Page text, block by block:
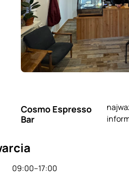
Cosmo Espresso
Bar
09:00–17:00